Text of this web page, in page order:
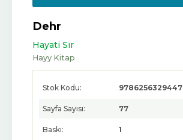
Dehr
Hayati Sır
Hayy Kitap
Stok Kodu: 9786256329447
Sayfa Sayısı: 77
Baskı: 1